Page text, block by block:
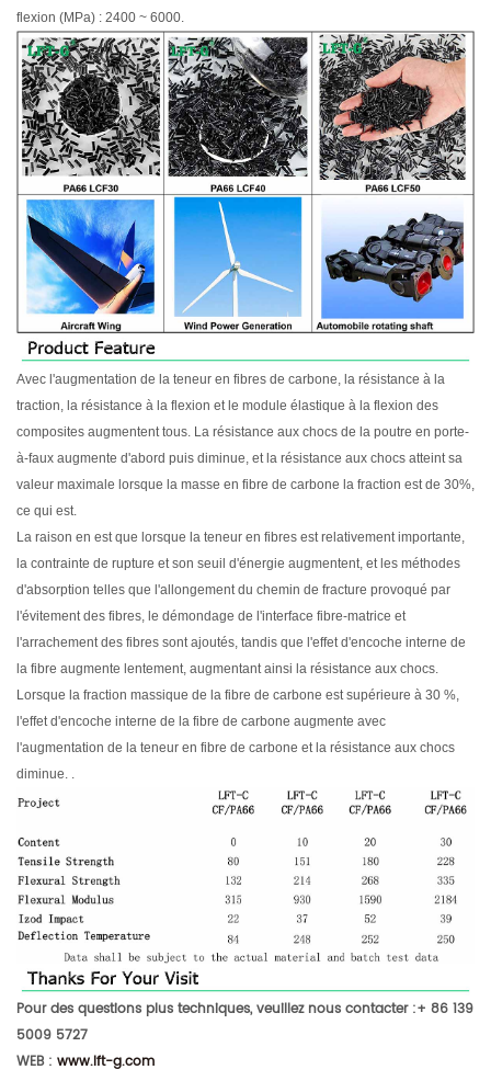
flexion (MPa) : 2400 ~ 6000.
Avec l'augmentation de la teneur en fibres de carbone, la résistance à la
traction, la résistance à la flexion et le module élastique à la flexion des
composites augmentent tous. La résistance aux chocs de la poutre en porte-
à-faux augmente d'abord puis diminue, et la résistance aux chocs atteint sa
valeur maximale lorsque la masse en fibre de carbone la fraction est de 30%,
ce qui est.
La raison en est que lorsque la teneur en fibres est relativement importante,
la contrainte de rupture et son seuil d'énergie augmentent, et les méthodes
d'absorption telles que l'allongement du chemin de fracture provoqué par
l'évitement des fibres, le démondage de l'interface fibre-matrice et
l'arrachement des fibres sont ajoutés, tandis que l'effet d'encoche interne de
la fibre augmente lentement, augmentant ainsi la résistance aux chocs.
Lorsque la fraction massique de la fibre de carbone est supérieure à 30 %,
l'effet d'encoche interne de la fibre de carbone augmente avec
l'augmentation de la teneur en fibre de carbone et la résistance aux chocs
diminue. .
Pour des questions plus techniques, veuillez nous contacter :+ 86 139
5009 5727
WEB : www.lft-g.com